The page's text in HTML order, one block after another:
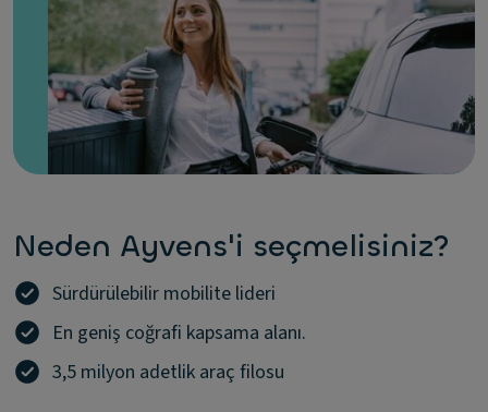
Neden Ayvens'i seçmelisiniz?
Sürdürülebilir mobilite lideri
En geniş coğrafi kapsama alanı.
3,5 milyon adetlik araç filosu